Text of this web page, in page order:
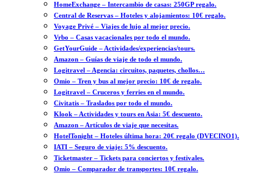
HomeExchange – Intercambio de casas: 250GP regalo.
Central de Reservas – Hoteles y alojamientos: 10€ regalo.
Voyage Privé – Viajes de lujo al mejor precio.
Vrbo – Casas vacacionales por todo el mundo.
GetYourGuide – Actividades/experiencias/tours.
Amazon – Guías de viaje de todo el mundo.
Logitravel – Agencia: circuitos, paquetes, chollos…
Omio – Tren y bus al mejor precio: 10€ de regalo.
Logitravel – Cruceros y ferries en el mundo.
Civitatis – Traslados por todo el mundo.
Klook – Actividades y tours en Asia: 5€ descuento.
Amazon – Artículos de viaje que necesitas.
HotelTonight – Hoteles última hora: 20€ regalo (DVECINO1).
IATI – Seguro de viaje: 5% descuento.
Ticketmaster – Tickets para conciertos y festivales.
Omio – Comparador de transportes: 10€ regalo.